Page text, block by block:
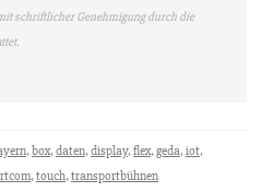
schriftlicher Genehmigung durch die
,box,daten,display,flex,geda,iot,
,touch,transportbühnen